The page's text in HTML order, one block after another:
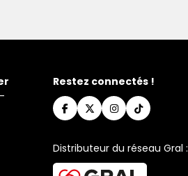
Restez connectés !
Distributeur du réseau Gral :